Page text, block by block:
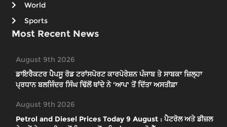
World
Sports
Most Recent News
August 9th 2026
ਡਾਇਰੈਕਟਰ ਪੈਪਸੂ ਰੋਡ ਟਰਾਂਸਪੋਰਟ ਕਾਰਪੋਰੇਸ਼ਨ ਪੰਜਾਬ ਤੇ ਸਾਬਕਾ ਜ਼ਿਲ੍ਹਾ
ਪ੍ਰਧਾਨ ਬਲਜਿੰਦਰ ਸਿੰਘ ਢਿੱਲੋਂ ਥਾਂਦੇ ਨੇ 'ਆਪ' ਤੋਂ ਦਿੱਤਾ ਅਸਤੀਫ਼ਾ
August 9th 2026
Petrol and Diesel Prices Today 9 August : ਪੈਟਰੋਲ ਅਤੇ ਡੀਜ਼ਲ